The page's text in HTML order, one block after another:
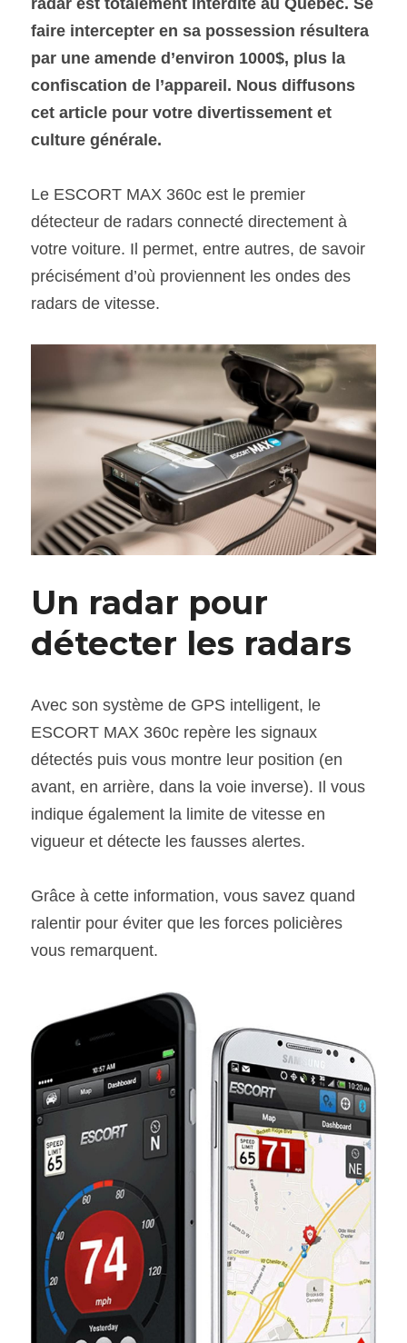
SOUMISSION RAPIDE
radar est totalement interdite au Québec. Se
faire intercepter en sa possession résultera
par une amende d’environ 1000$, plus la
confiscation de l’appareil. Nous diffusons
cet article pour votre divertissement et
culture générale.
Le ESCORT MAX 360c est le premier
détecteur de radars connecté directement à
votre voiture. Il permet, entre autres, de savoir
précisément d’où proviennent les ondes des
radars de vitesse.
Un radar pour
détecter les radars
Avec son système de GPS intelligent, le
ESCORT MAX 360c repère les signaux
détectés puis vous montre leur position (en
avant, en arrière, dans la voie inverse). Il vous
indique également la limite de vitesse en
vigueur et détecte les fausses alertes.
Grâce à cette information, vous savez quand
ralentir pour éviter que les forces policières
vous remarquent.